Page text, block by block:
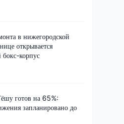
в нижегородской
открывается
корпус
готов на 65%:
запланировано до